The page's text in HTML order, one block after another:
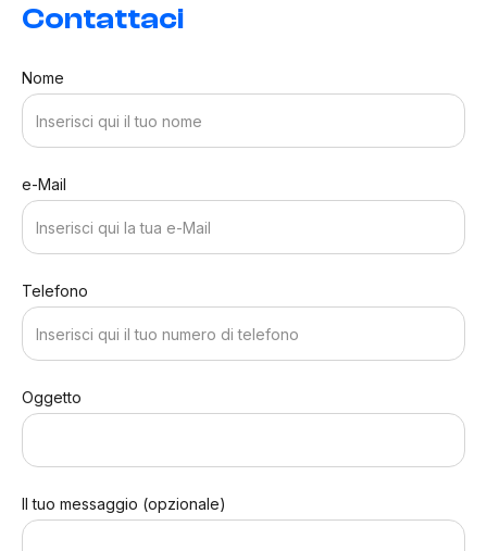
Contattaci
Nome
e-Mail
Telefono
Oggetto
Il tuo messaggio (opzionale)